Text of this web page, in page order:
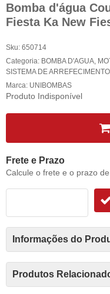
Bomba d'água
Fiesta Ka New
Sku: 650714
Categoria: BOMBA D'AGUA,
SISTEMA DE ARREFECIMENTO
Marca: UNIBOMBAS
Produto Indisponível
Frete e Prazo
Calcule o frete e o prazo
Informações do
Produtos